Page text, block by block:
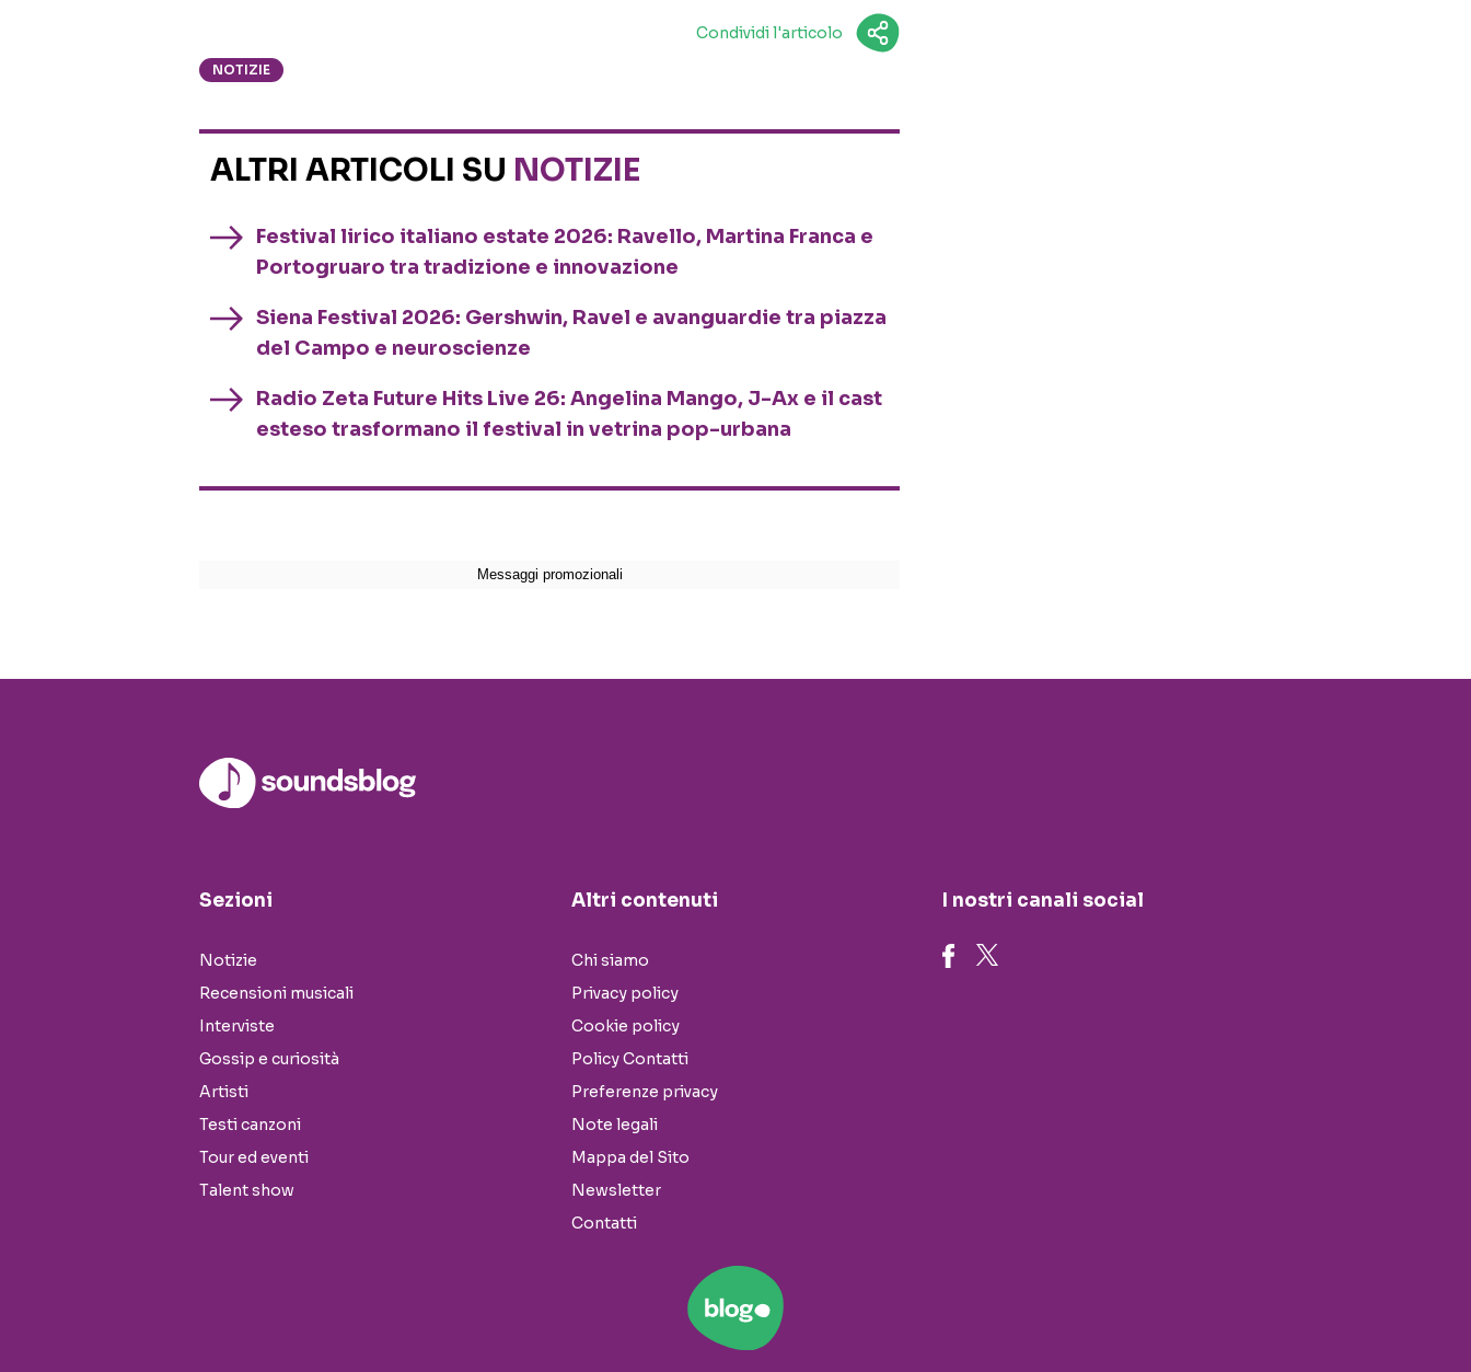
Condividi l'articolo
NOTIZIE
ALTRI ARTICOLI SU NOTIZIE
Festival lirico italiano estate 2026: Ravello, Martina Franca e
Portogruaro tra tradizione e innovazione
Siena Festival 2026: Gershwin, Ravel e avanguardie tra piazza
del Campo e neuroscienze
Radio Zeta Future Hits Live 26: Angelina Mango, J-Ax e il cast
esteso trasformano il festival in vetrina pop-urbana
Sezioni
Notizie
Recensioni musicali
Interviste
Gossip e curiosità
Artisti
Testi canzoni
Tour ed eventi
Talent show
Altri contenuti
Chi siamo
Privacy policy
Cookie policy
Policy Contatti
Preferenze privacy
Note legali
Mappa del Sito
Newsletter
Contatti
I nostri canali social